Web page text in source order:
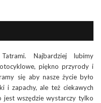
Najbardziej lubimy
piękno przyrody i
się aby nasze życie było
i zapachy, ale też ciekawych
jest wszędzie wystarczy tylko